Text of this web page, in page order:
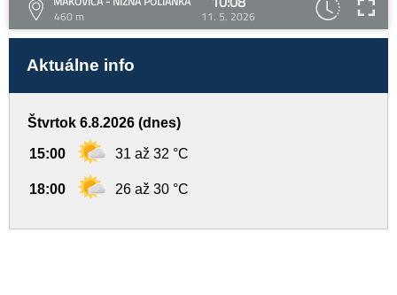
460 m
11. 5. 2026
Aktuálne info
Štvrtok 6.8.2026 (dnes)
15:00 31 až 32 °C
18:00 26 až 30 °C